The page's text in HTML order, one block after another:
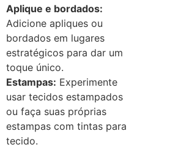
Aplique e bordados:
Adicione apliques ou
bordados em lugares
estratégicos para dar um
toque único.
Estampas: Experimente
usar tecidos estampados
ou faça suas próprias
estampas com tintas para
tecido.